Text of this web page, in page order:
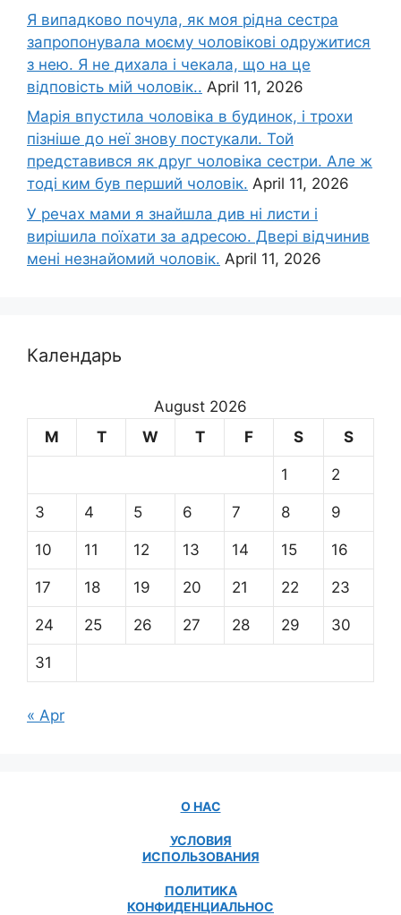
Я випадково почула, як моя рідна сестра
запропонувала моєму чоловікові одружитися
з нею. Я не дихала і чекала, що на це
відповість мій чоловік.. April 11, 2026
Марія впустила чоловіка в будинок, і трохи
пізніше до неї знову постукали. Той
представився як друг чоловіка сестри. Але ж
тоді ким був перший чоловік. April 11, 2026
У речах мами я знайшла див ні листи і
вирішила поїхати за адресою. Двері відчинив
мені незнайомий чоловік. April 11, 2026
Календарь
August 2026
M
T W T F S S
1 2
3 4 5 6 7 8 9
10 11 12 13 14 15 16
17 18 19 20 21 22 23
24 25 26 27 28 29 30
31
« Apr
О НАС
УСЛОВИЯ
ИСПОЛЬЗОВАНИЯ
ПОЛИТИКА
КОНФИДЕНЦИАЛЬНОС